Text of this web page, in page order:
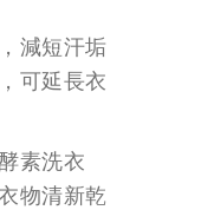
減短汗垢
可延長衣
素洗衣
物清新乾